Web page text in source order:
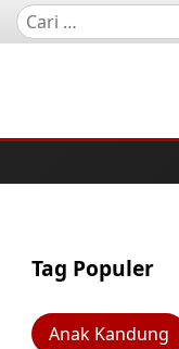
Tag Populer
Anak Kandung